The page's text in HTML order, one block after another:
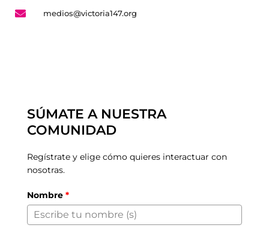
medios@victoria147.org
SÚMATE A NUESTRA
COMUNIDAD
Regístrate y elige cómo quieres interactuar con
nosotras.
Nombre *